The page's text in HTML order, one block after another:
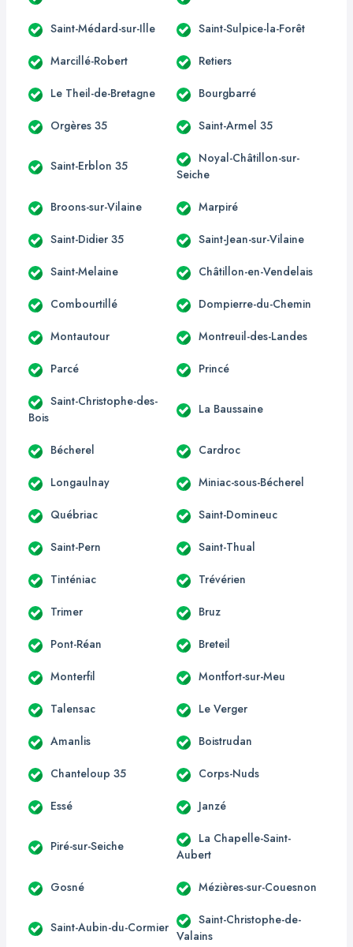
Saint-Médard-sur-Ille Saint-Sulpice-la-Forêt
Marcillé-Robert Retiers
Le Theil-de-Bretagne Bourgbarré
Orgères 35 Saint-Armel 35
Saint-Erblon 35
Noyal-Châtillon-sur-
Seiche
Broons-sur-Vilaine Marpiré
Saint-Didier 35 Saint-Jean-sur-Vilaine
Saint-Melaine Châtillon-en-Vendelais
Combourtillé Dompierre-du-Chemin
Montautour Montreuil-des-Landes
Parcé Princé
Saint-Christophe-des-
Bois
La Baussaine
Bécherel Cardroc
Longaulnay Miniac-sous-Bécherel
Québriac Saint-Domineuc
Saint-Pern Saint-Thual
Tinténiac Trévérien
Trimer Bruz
Pont-Réan Breteil
Monterfil Montfort-sur-Meu
Talensac Le Verger
Amanlis Boistrudan
Chanteloup 35 Corps-Nuds
Essé Janzé
Piré-sur-Seiche
La Chapelle-Saint-
Aubert
Gosné Mézières-sur-Couesnon
Saint-Aubin-du-Cormier
Saint-Christophe-de-
Valains